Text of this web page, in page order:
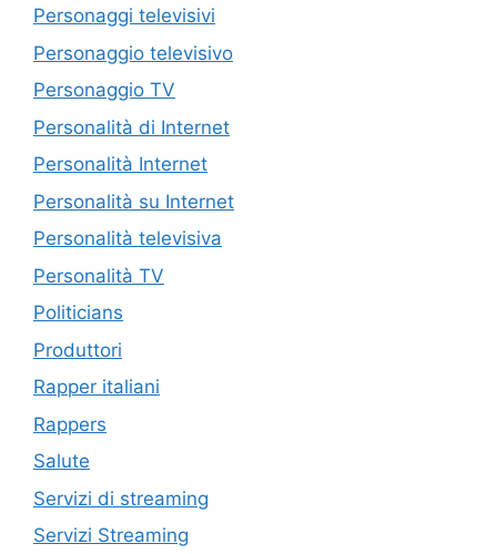
Personaggi televisivi
Personaggio televisivo
Personaggio TV
Personalità di Internet
Personalità Internet
Personalità su Internet
Personalità televisiva
Personalità TV
Politicians
Produttori
Rapper italiani
Rappers
Salute
Servizi di streaming
Servizi Streaming